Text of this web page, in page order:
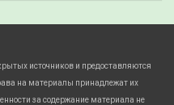
источников и предоставляются
на материалы принадлежат их
за содержание материала не